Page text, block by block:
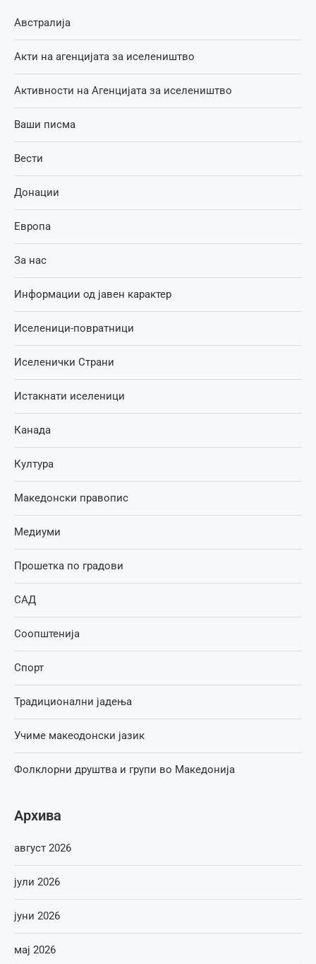
Австралија
Акти на агенцијата за иселеништво
Активности на Агенцијата за иселеништво
Ваши писма
Вести
Донации
Европа
За нас
Информации од јавен карактер
Иселеници-повратници
Иселенички Страни
Истакнати иселеници
Канада
Култура
Македонски правопис
Медиуми
Прошетка по градови
САД
Соопштенија
Спорт
Традиционални јадења
Учиме макеодонски јазик
Фолклорни друштва и групи во Македонија
Архива
август 2026
јули 2026
јуни 2026
мај 2026